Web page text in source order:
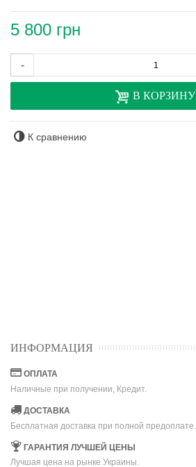
5 800 грн
-
В КОРЗИНУ
К сравнению
ИНФОРМАЦИЯ
ОПЛАТА
Наличные при получении, Кредит.
ДОСТАВКА
Бесплатная доставка при полной предоплате.
ГАРАНТИЯ ЛУЧШЕЙ ЦЕНЫ
Лучшая цена на рынке Украины.